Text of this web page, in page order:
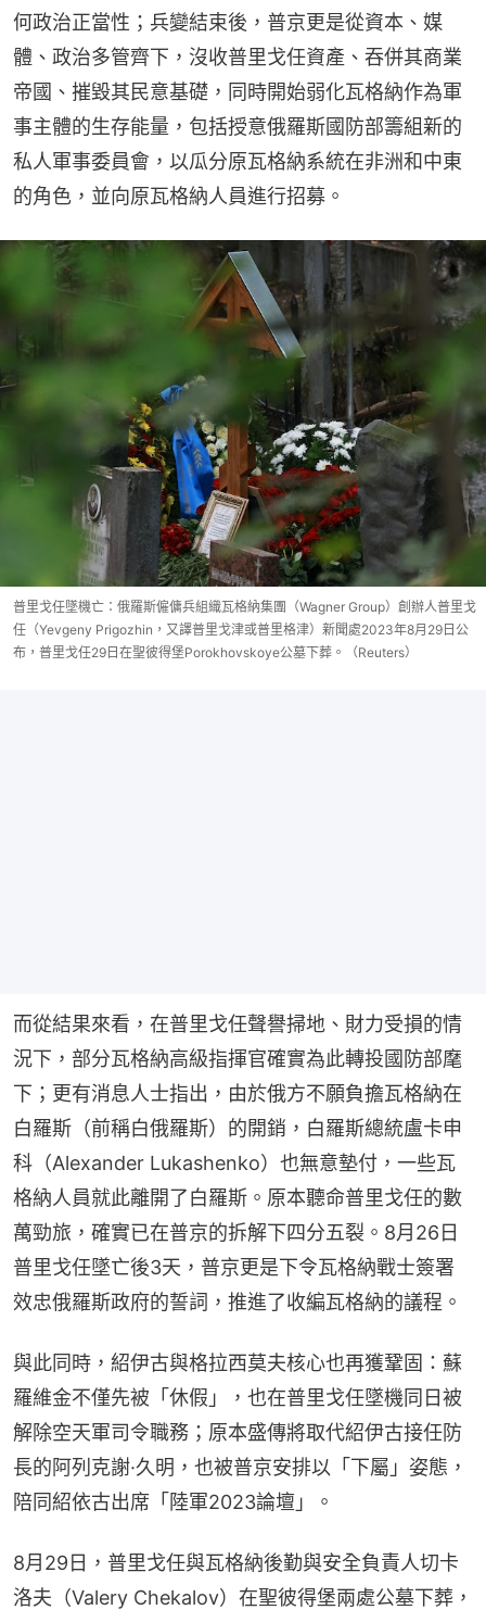
何政治正當性；兵變結束後，普京更是從資本、媒
體、政治多管齊下，沒收普里戈任資產、吞併其商業
帝國、摧毀其民意基礎，同時開始弱化瓦格納作為軍
事主體的生存能量，包括授意俄羅斯國防部籌組新的
私人軍事委員會，以瓜分原瓦格納系統在非洲和中東
的角色，並向原瓦格納人員進行招募。
普里戈任墜機亡：俄羅斯僱傭兵組織瓦格納集團（Wagner Group）創辦人普里戈
任（Yevgeny Prigozhin，又譯普里戈津或普里格津）新聞處2023年8月29日公
布，普里戈任29日在聖彼得堡Porokhovskoye公墓下葬。（Reuters）
而從結果來看，在普里戈任聲譽掃地、財力受損的情
況下，部分瓦格納高級指揮官確實為此轉投國防部麾
下；更有消息人士指出，由於俄方不願負擔瓦格納在
白羅斯（前稱白俄羅斯）的開銷，白羅斯總統盧卡申
科（Alexander Lukashenko）也無意墊付，一些瓦
格納人員就此離開了白羅斯。原本聽命普里戈任的數
萬勁旅，確實已在普京的拆解下四分五裂。8月26日
普里戈任墜亡後3天，普京更是下令瓦格納戰士簽署
效忠俄羅斯政府的誓詞，推進了收編瓦格納的議程。
與此同時，紹伊古與格拉西莫夫核心也再獲鞏固：蘇
羅維金不僅先被「休假」，也在普里戈任墜機同日被
解除空天軍司令職務；原本盛傳將取代紹伊古接任防
長的阿列克謝·久明，也被普京安排以「下屬」姿態，
陪同紹依古出席「陸軍2023論壇」。
8月29日，普里戈任與瓦格納後勤與安全負責人切卡
洛夫（Valery Chekalov）在聖彼得堡兩處公墓下葬，